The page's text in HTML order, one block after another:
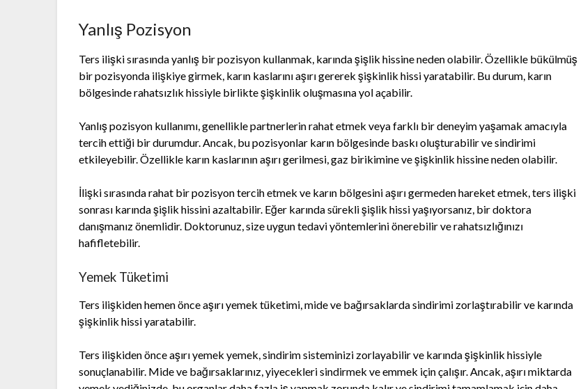
Yanlış Pozisyon
Ters ilişki sırasında yanlış bir pozisyon kullanmak, karında şişlik hissine neden olabilir. Özellikle bükülmüş
bir pozisyonda ilişkiye girmek, karın kaslarını aşırı gererek şişkinlik hissi yaratabilir. Bu durum, karın
bölgesinde rahatsızlık hissiyle birlikte şişkinlik oluşmasına yol açabilir.
Yanlış pozisyon kullanımı, genellikle partnerlerin rahat etmek veya farklı bir deneyim yaşamak amacıyla
tercih ettiği bir durumdur. Ancak, bu pozisyonlar karın bölgesinde baskı oluşturabilir ve sindirimi
etkileyebilir. Özellikle karın kaslarının aşırı gerilmesi, gaz birikimine ve şişkinlik hissine neden olabilir.
İlişki sırasında rahat bir pozisyon tercih etmek ve karın bölgesini aşırı germeden hareket etmek, ters ilişki
sonrası karında şişlik hissini azaltabilir. Eğer karında sürekli şişlik hissi yaşıyorsanız, bir doktora
danışmanız önemlidir. Doktorunuz, size uygun tedavi yöntemlerini önerebilir ve rahatsızlığınızı
hafifletebilir.
Yemek Tüketimi
Ters ilişkiden hemen önce aşırı yemek tüketimi, mide ve bağırsaklarda sindirimi zorlaştırabilir ve karında
şişkinlik hissi yaratabilir.
Ters ilişkiden önce aşırı yemek yemek, sindirim sisteminizi zorlayabilir ve karında şişkinlik hissiyle
sonuçlanabilir. Mide ve bağırsaklarınız, yiyecekleri sindirmek ve emmek için çalışır. Ancak, aşırı miktarda